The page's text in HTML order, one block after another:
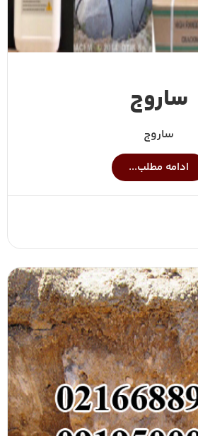
ساروج
ساروج
ادامه مطلب...